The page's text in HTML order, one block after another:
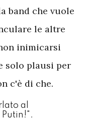
band che vuole
le altre
inimicarsi
solo plausi per
c'è di che.
al